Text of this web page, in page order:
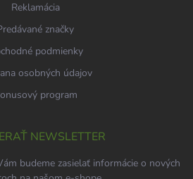
Reklamácia
značky
podmienky
osobných údajov
program
NEWSLETTER
budeme zasielať informácie o nových